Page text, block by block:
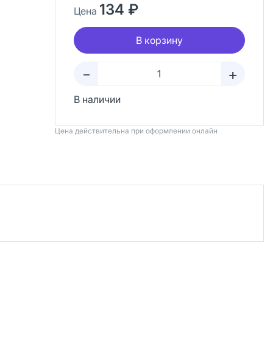
Цена 134 ₽
В корзину
– +
В наличии
Цена действительна при оформлении онлайн